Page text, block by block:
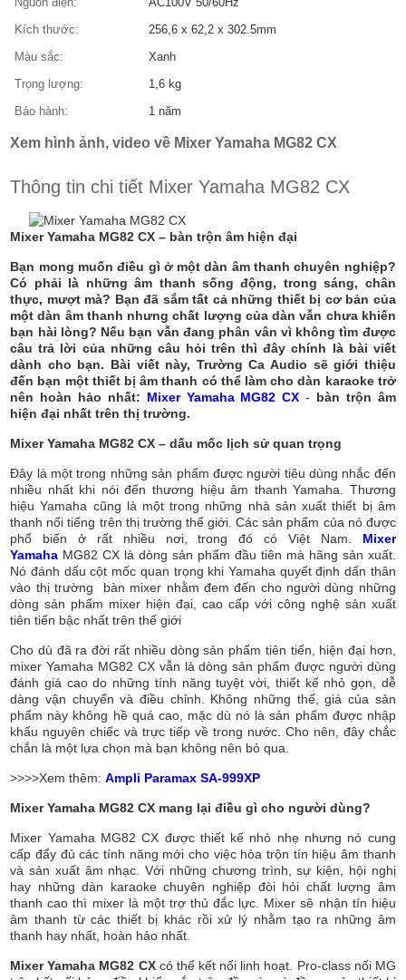
Kích thước:
256,6 x 62,2 x 302.5mm
Màu sắc:
Xanh
Trọng lượng:
1,6 kg
Bảo hành:
1 năm
Xem hình ảnh, video về Mixer Yamaha MG82 CX
Thông tin chi tiết Mixer Yamaha MG82 CX
Mixer Yamaha MG82 CX – bàn trộn âm hiện đại
Bạn mong muốn điều gì ở một dàn âm thanh chuyên nghiệp?
Có phải là những âm thanh sống động, trong sáng, chân
thực, mượt mà? Bạn đã sắm tất cả những thiết bị cơ bản của
một dàn âm thanh nhưng chất lượng của dàn vẫn chưa khiến
bạn hài lòng? Nếu bạn vẫn đang phân vân vì không tìm được
câu trả lời của những câu hỏi trên thì đây chính là bài viết
dành cho bạn. Bài viết này, Trường Ca Audio sẽ giới thiệu
đến bạn một thiết bị âm thanh có thể làm cho dàn karaoke trở
nên hoàn hảo nhất: Mixer Yamaha MG82 CX - bàn trộn âm
hiện đại nhất trên thị trường.
Mixer Yamaha MG82 CX – dấu mốc lịch sử quan trọng
Đây là một trong những sản phẩm được người tiêu dùng nhắc đến
nhiều nhất khi nói đến thương hiệu âm thanh Yamaha. Thương
hiệu Yamaha cũng là một trong những nhà sản xuất thiết bị âm
thanh nổi tiếng trên thị trường thế giới. Các sản phẩm của nó được
phổ biến ở rất nhiều nơi, trong đó có Việt Nam. Mixer
Yamaha MG82 CX là dòng sản phẩm đầu tiên mà hãng sản xuất.
Nó đánh dấu cột mốc quan trọng khi Yamaha quyết định dấn thân
vào thị trường bàn mixer nhằm đem đến cho người dùng những
dòng sản phẩm mixer hiện đại, cao cấp với công nghệ sản xuất
tiên tiến bậc nhất trên thế giới
Cho dù đã ra đời rất nhiều dòng sản phẩm tiên tiến, hiện đại hơn,
mixer Yamaha MG82 CX vẫn là dòng sản phẩm được người dùng
đánh giá cao do những tính năng tuyệt vời, thiết kế nhỏ gọn, dễ
dàng vận chuyển và điều chỉnh. Không những thế, giá của sản
phẩm này không hề quá cao, mặc dù nó là sản phẩm được nhập
khẩu nguyên chiếc và trực tiếp về trong nước. Cho nên, đây chắc
chắn là một lựa chọn mà bạn không nên bỏ qua.
>>>>Xem thêm:Ampli Paramax SA-999XP
Mixer Yamaha MG82 CX mang lại điều gì cho người dùng?
Mixer Yamaha MG82 CX được thiết kế nhỏ nhẹ nhưng nó cung
cấp đẩy đủ các tính năng mới cho việc hòa trộn tín hiệu âm thanh
và sản xuất âm nhạc. Với những chương trình, sự kiện, hội nghị
hay những dàn karaoke chuyên nghiệp đòi hỏi chất lượng âm
thanh cao thì mixer là một trợ thủ đắc lực. Mixer sẽ nhận tín hiệu
âm thanh từ các thiết bị khác rồi xử lý nhằm tạo ra những âm
thanh hay nhất, hoàn hảo nhất.
Mixer Yamaha MG82 CXcó thể kết nối linh hoạt. Pro-class nối MG